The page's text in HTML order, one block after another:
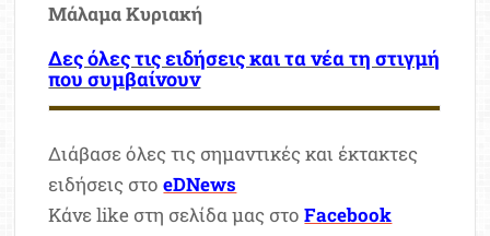
Μάλαμα Κυριακή
Δες όλες τις ειδήσεις και τα νέα τη στιγμή
που συμβαίνουν
Διάβασε όλες τις σημαντικές και έκτακτες
ειδήσεις στοeDNews
Κάνε like στη σελίδα μας στοFacebook